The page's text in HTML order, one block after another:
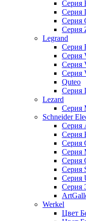
Серия
Серия
Серия
Серия
Legrand
Серия
Серия
Серия
Серия
Quteo
Серия
Lezard
Серия
Schneider
Серия
Серия
Серия
Серия
Серия
Серия
Серия
Серия
Werkel
Цвет